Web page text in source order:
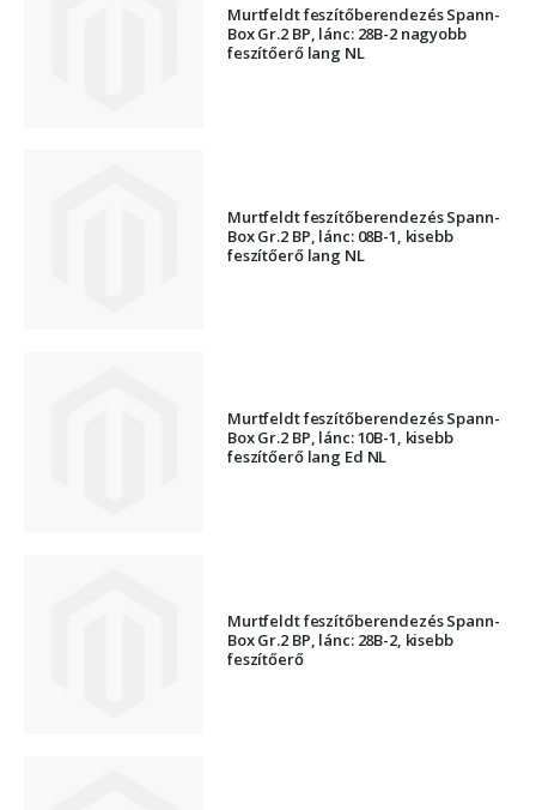
Murtfeldt feszítőberendezés Spann-
Box Gr.2 BP, lánc: 28B-2 nagyobb
feszítőerő lang NL
Murtfeldt feszítőberendezés Spann-
Box Gr.2 BP, lánc: 08B-1, kisebb
feszítőerő lang NL
Murtfeldt feszítőberendezés Spann-
Box Gr.2 BP, lánc: 10B-1, kisebb
feszítőerő lang Ed NL
Murtfeldt feszítőberendezés Spann-
Box Gr.2 BP, lánc: 28B-2, kisebb
feszítőerő